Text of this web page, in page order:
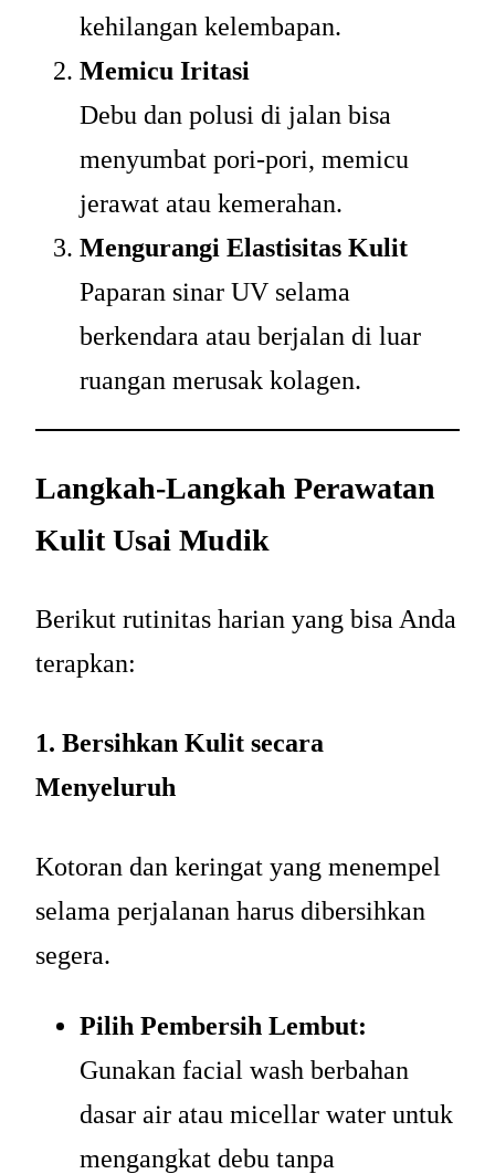
kehilangan kelembapan.
Memicu Iritasi
Debu dan polusi di jalan bisa
menyumbat pori-pori, memicu
jerawat atau kemerahan.
Mengurangi Elastisitas Kulit
Paparan sinar UV selama
berkendara atau berjalan di luar
ruangan merusak kolagen.
Langkah-Langkah Perawatan
Kulit Usai Mudik
Berikut rutinitas harian yang bisa Anda
terapkan:
1. Bersihkan Kulit secara
Menyeluruh
Kotoran dan keringat yang menempel
selama perjalanan harus dibersihkan
segera.
Pilih Pembersih Lembut:
Gunakan facial wash berbahan
dasar air atau micellar water untuk
mengangkat debu tanpa